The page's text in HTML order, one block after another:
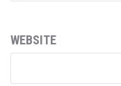
WEBSITE